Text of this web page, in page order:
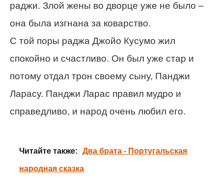
раджи. Злой жены во дворце уже не было –
она была изгнана за коварство.
С той поры раджа Джойо Кусумо жил
спокойно и счастливо. Он был уже стар и
потому отдал трон своему сыну, Панджи
Ларасу. Панджи Ларас правил мудро и
справедливо, и народ очень любил его.
Читайте также: Два брата - Португальская
народная сказка